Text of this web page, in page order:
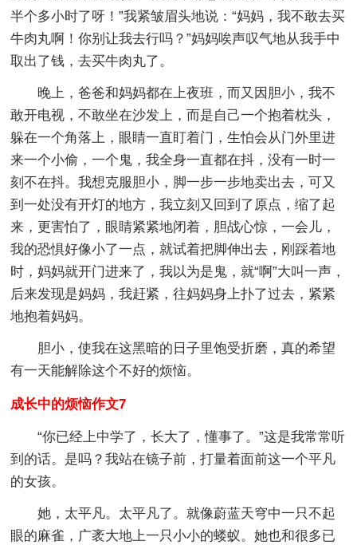
半个多小时了呀！”我紧皱眉头地说：“妈妈，我不敢去买
牛肉丸啊！你别让我去行吗？”妈妈唉声叹气地从我手中
取出了钱，去买牛肉丸了。
晚上，爸爸和妈妈都在上夜班，而又因胆小，我不
敢开电视，不敢坐在沙发上，而是自己一个抱着枕头，
躲在一个角落上，眼睛一直盯着门，生怕会从门外里进
来一个小偷，一个鬼，我全身一直都在抖，没有一时一
刻不在抖。我想克服胆小，脚一步一步地卖出去，可又
到一处没有开灯的地方，我立刻又回到了原点，缩了起
来，更害怕了，眼睛紧紧地闭着，胆战心惊，一会儿，
我的恐惧好像小了一点，就试着把脚伸出去，刚踩着地
时，妈妈就开门进来了，我以为是鬼，就“啊”大叫一声，
后来发现是妈妈，我赶紧，往妈妈身上扑了过去，紧紧
地抱着妈妈。
胆小，使我在这黑暗的日子里饱受折磨，真的希望
有一天能解除这个不好的烦恼。
成长中的烦恼作文7
“你已经上中学了，长大了，懂事了。”这是我常常听
到的话。是吗？我站在镜子前，打量着面前这一个平凡
的女孩。
她，太平凡。太平凡了。就像蔚蓝天穹中一只不起
眼的麻雀，广袤大地上一只小小的蝼蚁。她也和很多已